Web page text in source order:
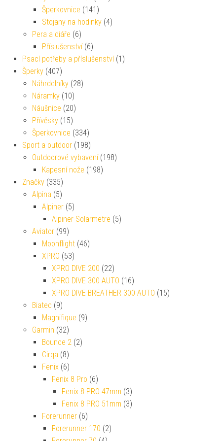
Šperkovnice (141)
Stojany na hodinky (4)
Pera a diáře (6)
Příslušenství (6)
Psací potřeby a příslušenství (1)
Šperky (407)
Náhrdelníky (28)
Náramky (10)
Náušnice (20)
Přívěsky (15)
Šperkovnice (334)
Sport a outdoor (198)
Outdoorové vybavení (198)
Kapesní nože (198)
Značky (335)
Alpina (5)
Alpiner (5)
Alpiner Solarmetre (5)
Aviator (99)
Moonflight (46)
XPRO (53)
XPRO DIVE 200 (22)
XPRO DIVE 300 AUTO (16)
XPRO DIVE BREATHER 300 AUTO (15)
Biatec (9)
Magnifique (9)
Garmin (32)
Bounce 2 (2)
Cirqa (8)
Fenix (6)
Fenix 8 Pro (6)
Fenix 8 PRO 47mm (3)
Fenix 8 PRO 51mm (3)
Forerunner (6)
Forerunner 170 (2)